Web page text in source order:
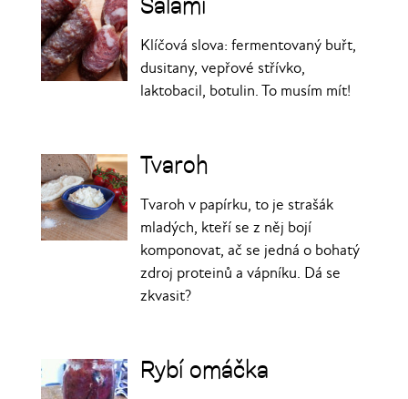
Salami
Klíčová slova: fermentovaný buřt,
dusitany, vepřové střívko,
laktobacil, botulin. To musím mít!
Tvaroh
Tvaroh v papírku, to je strašák
mladých, kteří se z něj bojí
komponovat, ač se jedná o bohatý
zdroj proteinů a vápníku. Dá se
zkvasit?
Rybí omáčka